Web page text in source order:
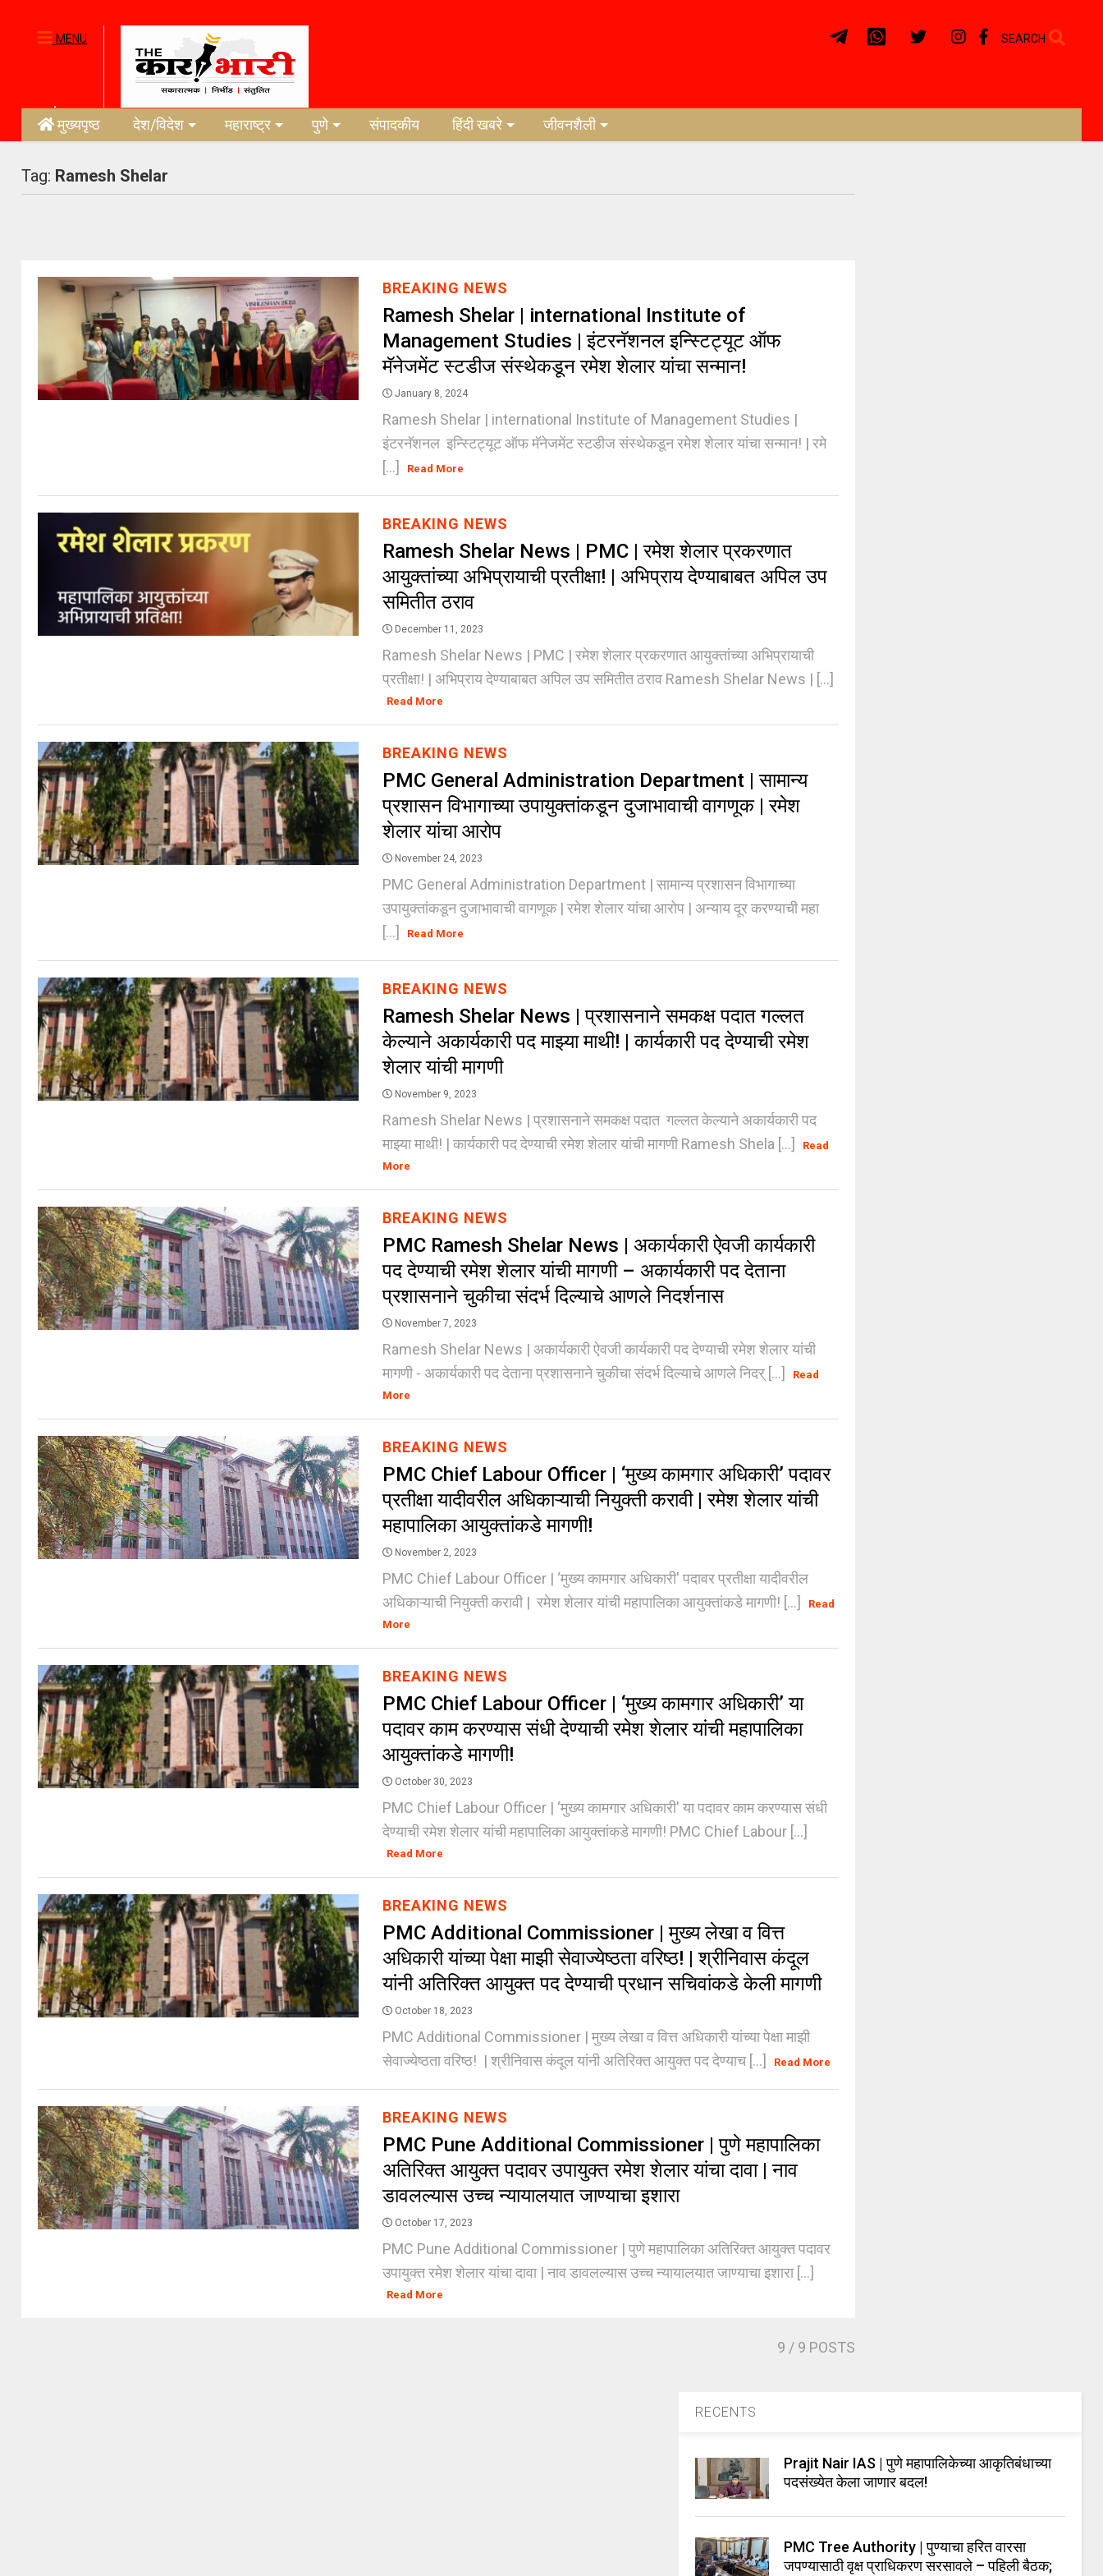
MENU SEARCH
मुख्यपृष्ठ देश/विदेश महाराष्ट्र पुणे संपादकीय हिंदी खबरे जीवनशैली
Tag: Ramesh Shelar
BREAKING NEWS
Ramesh Shelar | international Institute of
Management Studies | इंटरनॅशनल इन्स्टिट्यूट ऑफ
मॅनेजमेंट स्टडीज संस्थेकडून रमेश शेलार यांचा सन्मान!
January 8, 2024
Ramesh Shelar | international Institute of Management Studies |
इंटरनॅशनल इन्स्टिट्यूट ऑफ मॅनेजमेंट स्टडीज संस्थेकडून रमेश शेलार यांचा सन्मान! | रमे
[...]
Read More
BREAKING NEWS
Ramesh Shelar News | PMC | रमेश शेलार प्रकरणात
आयुक्तांच्या अभिप्रायाची प्रतीक्षा! | अभिप्राय देण्याबाबत अपिल उप
समितीत ठराव
December 11, 2023
Ramesh Shelar News | PMC | रमेश शेलार प्रकरणात आयुक्तांच्या अभिप्रायाची
प्रतीक्षा! | अभिप्राय देण्याबाबत अपिल उप समितीत ठराव Ramesh Shelar News | [...]
Read More
BREAKING NEWS
PMC General Administration Department | सामान्य
प्रशासन विभागाच्या उपायुक्तांकडून दुजाभावाची वागणूक | रमेश
शेलार यांचा आरोप
November 24, 2023
PMC General Administration Department | सामान्य प्रशासन विभागाच्या
उपायुक्तांकडून दुजाभावाची वागणूक | रमेश शेलार यांचा आरोप | अन्याय दूर करण्याची महा
[...]
Read More
BREAKING NEWS
Ramesh Shelar News | प्रशासनाने समकक्ष पदात गल्लत
केल्याने अकार्यकारी पद माझ्या माथी! | कार्यकारी पद देण्याची रमेश
शेलार यांची मागणी
November 9, 2023
Ramesh Shelar News | प्रशासनाने समकक्ष पदात गल्लत केल्याने अकार्यकारी पद
माझ्या माथी! | कार्यकारी पद देण्याची रमेश शेलार यांची मागणी Ramesh Shela [...]
Read
More
BREAKING NEWS
PMC Ramesh Shelar News | अकार्यकारी ऐवजी कार्यकारी
पद देण्याची रमेश शेलार यांची मागणी – अकार्यकारी पद देताना
प्रशासनाने चुकीचा संदर्भ दिल्याचे आणले निदर्शनास
November 7, 2023
Ramesh Shelar News | अकार्यकारी ऐवजी कार्यकारी पद देण्याची रमेश शेलार यांची
मागणी - अकार्यकारी पद देताना प्रशासनाने चुकीचा संदर्भ दिल्याचे आणले निदर् [...]
Read
More
BREAKING NEWS
PMC Chief Labour Officer | ‘मुख्य कामगार अधिकारी’ पदावर
प्रतीक्षा यादीवरील अधिकाऱ्याची नियुक्ती करावी | रमेश शेलार यांची
महापालिका आयुक्तांकडे मागणी!
November 2, 2023
PMC Chief Labour Officer | ‘मुख्य कामगार अधिकारी' पदावर प्रतीक्षा यादीवरील
अधिकाऱ्याची नियुक्ती करावी | रमेश शेलार यांची महापालिका आयुक्तांकडे मागणी! [...]
Read
More
BREAKING NEWS
PMC Chief Labour Officer | ‘मुख्य कामगार अधिकारी’ या
पदावर काम करण्यास संधी देण्याची रमेश शेलार यांची महापालिका
आयुक्तांकडे मागणी!
October 30, 2023
PMC Chief Labour Officer | ‘मुख्य कामगार अधिकारी' या पदावर काम करण्यास संधी
देण्याची रमेश शेलार यांची महापालिका आयुक्तांकडे मागणी! PMC Chief Labour [...]
Read More
BREAKING NEWS
PMC Additional Commissioner | मुख्य लेखा व वित्त
अधिकारी यांच्या पेक्षा माझी सेवाज्येष्ठता वरिष्ठ! | श्रीनिवास कंदूल
यांनी अतिरिक्त आयुक्त पद देण्याची प्रधान सचिवांकडे केली मागणी
October 18, 2023
PMC Additional Commissioner | मुख्य लेखा व वित्त अधिकारी यांच्या पेक्षा माझी
सेवाज्येष्ठता वरिष्ठ! | श्रीनिवास कंदूल यांनी अतिरिक्त आयुक्त पद देण्याच [...]
Read More
BREAKING NEWS
PMC Pune Additional Commissioner | पुणे महापालिका
अतिरिक्त आयुक्त पदावर उपायुक्त रमेश शेलार यांचा दावा | नाव
डावलल्यास उच्च न्यायालयात जाण्याचा इशारा
October 17, 2023
PMC Pune Additional Commissioner | पुणे महापालिका अतिरिक्त आयुक्त पदावर
उपायुक्त रमेश शेलार यांचा दावा | नाव डावलल्यास उच्च न्यायालयात जाण्याचा इशारा [...]
Read More
9 / 9 POSTS
RECENTS
Prajit Nair IAS | पुणे महापालिकेच्या आकृतिबंधाच्या
पदसंख्येत केला जाणार बदल!
PMC Tree Authority | पुण्याचा हरित वारसा
जपण्यासाठी वृक्ष प्राधिकरण सरसावले – पहिली बैठक;